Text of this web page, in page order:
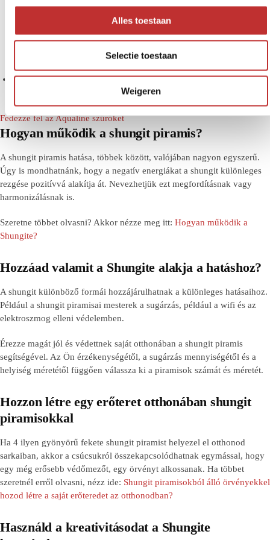
e
Alles toestaan
Selectie toestaan
Weigeren
Fedezze fel az Aqualine szűrőket
Hogyan működik a shungit piramis?
A shungit piramis hatása, többek között, valójában nagyon egyszerű.
Úgy is mondhatnánk, hogy a negatív energiákat a shungit különleges
rezgése pozitívvá alakítja át. Nevezhetjük ezt megfordításnak vagy
harmonizálásnak is.
Szeretne többet olvasni? Akkor nézze meg itt: Hogyan működik a
Shungite?
Hozzáad valamit a Shungite alakja a hatáshoz?
A shungit különböző formái hozzájárulhatnak a különleges hatásaihoz.
Például a shungit piramisai mesterek a sugárzás, például a wifi és az
elektroszmog elleni védelemben.
Érezze magát jól és védettnek saját otthonában a shungit piramis
segítségével. Az Ön érzékenységétől, a sugárzás mennyiségétől és a
helyiség méretétől függően válassza ki a piramisok számát és méretét.
Hozzon létre egy erőteret otthonában shungit
piramisokkal
Ha 4 ilyen gyönyörű fekete shungit piramist helyezel el otthonod
sarkaiban, akkor a csúcsukról összekapcsolódhatnak egymással, hogy
egy még erősebb védőmezőt, egy örvényt alkossanak. Ha többet
szeretnél erről olvasni, nézz ide: Shungit piramisokból álló örvényekkel
hozod létre a saját erőteredet az otthonodban?
Használd a kreativitásodat a Shungite